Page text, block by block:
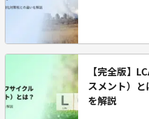
【完全版】
スメント）
を解説